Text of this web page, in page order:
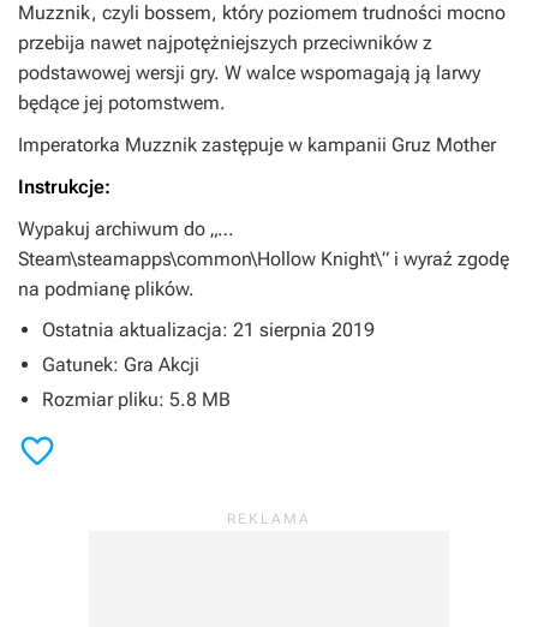
Muzznik, czyli bossem, który poziomem trudności mocno
przebija nawet najpotężniejszych przeciwników z
podstawowej wersji gry. W walce wspomagają ją larwy
będące jej potomstwem.
Imperatorka Muzznik zastępuje w kampanii Gruz Mother
Instrukcje:
Wypakuj archiwum do „…
Steam\steamapps\common\Hollow Knight\” i wyraź zgodę
na podmianę plików.
Ostatnia aktualizacja: 21 sierpnia 2019
Gatunek: Gra Akcji
Rozmiar pliku: 5.8 MB
